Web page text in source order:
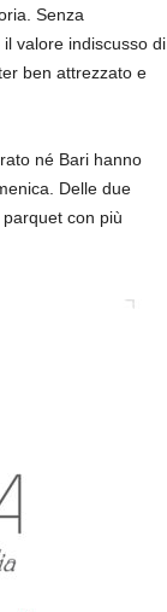
Senza
valore indiscusso di
ben attrezzato e
né Bari hanno
Delle due
con più